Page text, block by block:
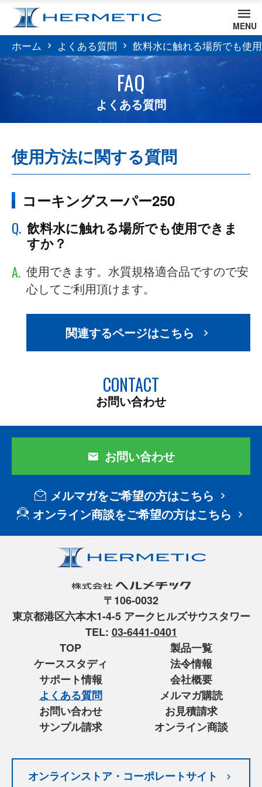
MENU
ホーム よくある質問 飲料水に触れる場所でも使
FAQ
よくある質問
使用方法に関する質問
コーキングスーパー250
Q. 飲料水に触れる場所でも使用できま
すか？
A. 使用できます。水質規格適合品ですので安
心してご利用頂けます。
関連するページはこちら
CONTACT
お問い合わせ
お問い合わせ
メルマガをご希望の方はこちら
オンライン商談をご希望の方はこちら
〒106-0032
東京都港区六本木1-4-5 アークヒルズサウスタワー
TEL: 03-6441-0401
TOP
製品一覧
ケーススタディ
法令情報
サポート情報
会社概要
よくある質問
メルマガ購読
お問い合わせ
お見積請求
サンプル請求
オンライン商談
オンラインストア・コーポレートサイト